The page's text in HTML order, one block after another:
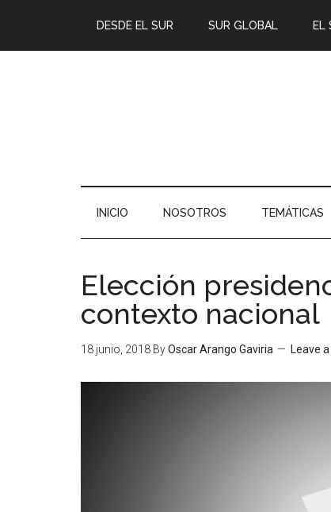
DESDE EL SUR SUR GLOBAL EL
INICIO NOSOTROS TEMÁTICAS
Elección
contexto nacional
18 junio, 2018 ByOscar Arango Gaviria Leave